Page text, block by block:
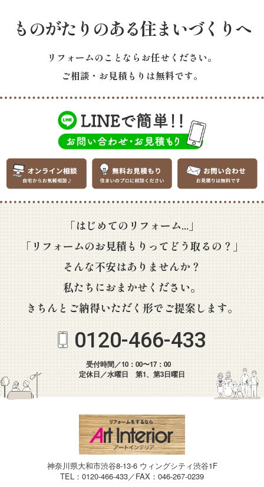
ものがたりのある住まいづくりへ
リフォームのことならお任せください。
ご相談・お見積もりは無料です。
「はじめてのリフォーム...」
「リフォームのお見積もりってどう取るの？」
そんな不安はありませんか？
私たちにおまかせください。
きちんとご納得いただく形でご提案します。
0120-466-433
受付時間／10：00〜17：00
定休日／水曜日 第1、第3日曜日
神奈川県大和市渋谷8-13-6 ウィングシティ渋谷1F
TEL：0120-466-433／FAX：046-267-0239